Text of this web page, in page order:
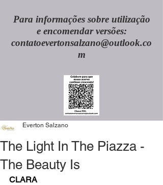
Para informações sobre utilização
e encomendar versões:
contatoevertonsalzano@outlook.co
m
The Light In The Piazza -
The Beauty Is
Everton Salzano
CLARA